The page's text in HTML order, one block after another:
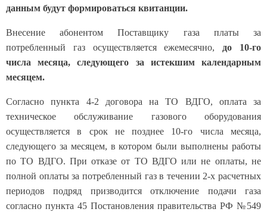
данным будут формироваться квитанции.
Внесение абонентом Поставщику газа платы за
потребленный газ осуществляется ежемесячно, до 10-го
числа месяца, следующего за истекшим календарным
месяцем.
Согласно пункта 4-2 договора на ТО ВДГО, оплата за
техническое обслуживание газового оборудования
осуществляется в срок не позднее 10-го числа месяца,
следующего за месяцем, в котором были выполнены работы
по ТО ВДГО. При отказе от ТО ВДГО или не оплаты, не
полной оплаты за потребленный газ в течении 2-х расчетных
периодов подряд призводится отключение подачи газа
согласно пункта 45 Постановления правительства РФ №549